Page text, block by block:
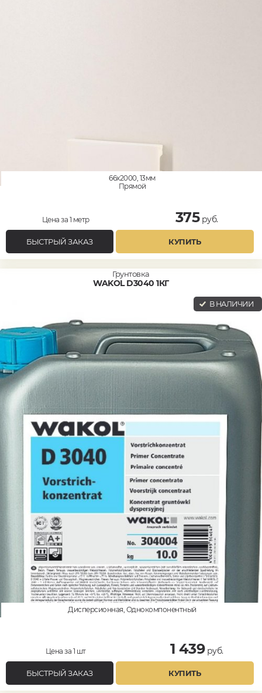
66x2000, 13мм
Прямой
Цена за 1 метр 375руб.
БЫСТРЫЙ ЗАКАЗ КУПИТЬ
Грунтовка
WAKOL D3040 1КГ
В НАЛИЧИИ
Дисперсионная, Однокомпонентный
Цена за 1 шт 1 439руб.
БЫСТРЫЙ ЗАКАЗ КУПИТЬ